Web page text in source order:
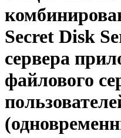
Secret Disk
сервера
файлового